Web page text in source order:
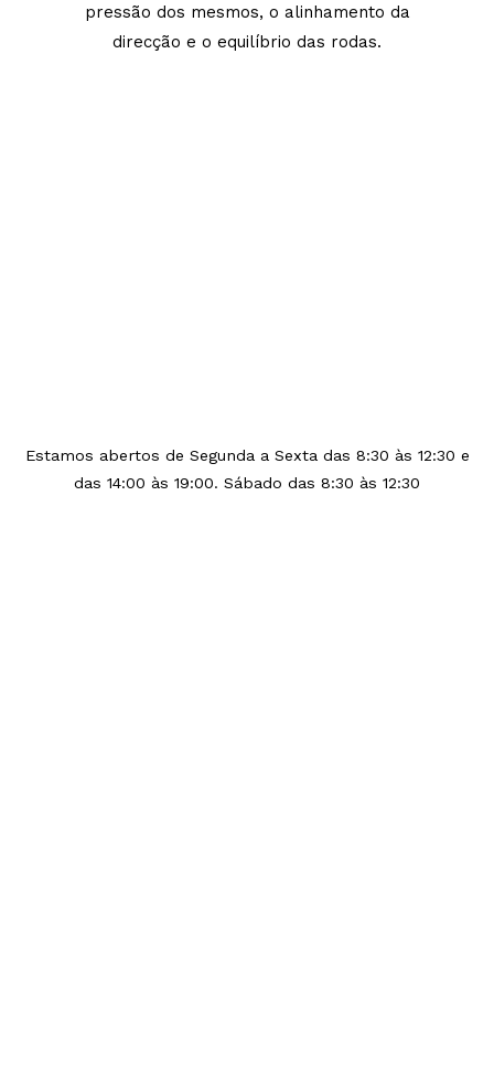
pressão dos mesmos, o alinhamento da
direcção e o equilíbrio das rodas.
Estamos abertos de Segunda a Sexta das 8:30 às 12:30 e
das 14:00 às 19:00. Sábado das 8:30 às 12:30